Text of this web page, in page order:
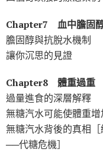
Chapter7 血中膽固
膽固醇與抗脫水機制
讓你沉思的見證
Chapter8 體重過重
過量進食的深層解釋
無糖汽水可能使體重增
無糖汽水背後的真相
──代糖危機］